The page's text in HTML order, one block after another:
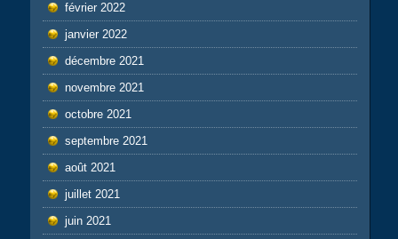
février 2022
janvier 2022
décembre 2021
novembre 2021
octobre 2021
septembre 2021
août 2021
juillet 2021
juin 2021